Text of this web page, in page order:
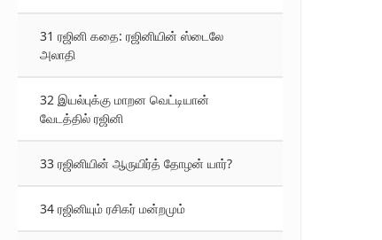
31 ரஜினி கதை: ரஜினியின் ஸ்டைலே
அலாதி
32 இயல்புக்கு மாறன வெட்டியான்
வேடத்தில் ரஜினி
33 ரஜினியின் ஆருயிர்த் தோழன் யார்?
34 ரஜினியும் ரசிகர் மன்றமும்